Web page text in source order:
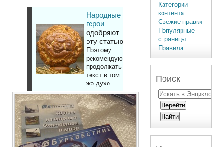
Народные
герои
одобряют
эту статью
Поэтому
рекомендуют
продолжать
текст в том
же духе
Категории
контента
Свежие правки
Популярные
страницы
Правила
Поиск